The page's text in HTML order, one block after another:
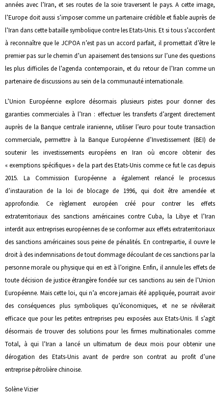
années avec l’Iran, et ses routes de la soie traversent le pays. A cette image,
l’Europe doit aussi s’imposer comme un partenaire crédible et fiable auprès de
l’Iran dans cette bataille symbolique contre les Etats-Unis. Et si tous s’accordent
à reconnaître que le JCPOA n’est pas un accord parfait, il promettait d’être le
premier pas sur le chemin d’un apaisement des tensions sur l’une des questions
les plus difficiles de l’agenda contemporain, et du retour de l’Iran comme un
partenaire de discussions au sein de la communauté internationale.
L’Union Européenne explore désormais plusieurs pistes pour donner des
garanties commerciales à l’Iran : effectuer les transferts d’argent directement
auprès de la Banque centrale iranienne, utiliser l’euro pour toute transaction
commerciale, permettre à la Banque Européenne d’Investissement (BEI) de
soutenir les investissements européens en Iran où encore obtenir des
« exemptions spécifiques » de la part des Etats-Unis comme ce fut le cas depuis
2015. La Commission Européenne a également relancé le processus
d’instauration de la loi de blocage de 1996, qui doit être amendée et
approfondie. Ce règlement européen créé pour contrer les effets
extraterritoriaux des sanctions américaines contre Cuba, la Libye et l’Iran
interdit aux entreprises européennes de se conformer aux effets extraterritoriaux
des sanctions américaines sous peine de pénalités. En contrepartie, il ouvre le
droit à des indemnisations de tout dommage découlant de ces sanctions par la
personne morale ou physique qui en est à l’origine. Enfin, il annule les effets de
toute décision de justice étrangère fondée sur ces sanctions au sein de l’Union
Européenne. Mais cette loi, qui n’a encore jamais été appliquée, pourrait avoir
des conséquences plus symboliques qu’économiques, et ne se révélerait
efficace que pour les petites entreprises peu exposées aux Etats-Unis. Il s’agit
désormais de trouver des solutions pour les firmes multinationales comme
Total, à qui l’Iran a lancé un ultimatum de deux mois pour obtenir une
dérogation des Etats-Unis avant de perdre son contrat au profit d’une
entreprise pétrolière chinoise.
Solène Vizier